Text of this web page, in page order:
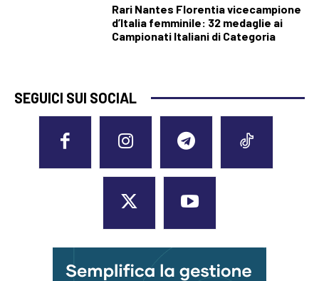
Rari Nantes Florentia vicecampione
d’Italia femminile: 32 medaglie ai
Campionati Italiani di Categoria
SEGUICI SUI SOCIAL